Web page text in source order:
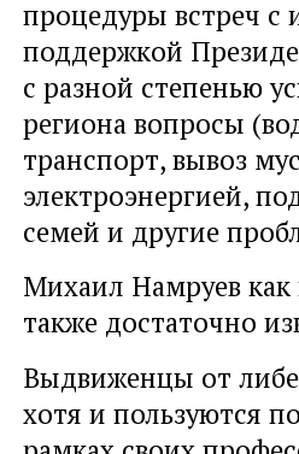
процедуры встреч с
поддержкой
с разной степенью
региона вопросы
транспорт, вывоз
электроэнергией,
семей и другие
Михаил Намруев как
также достаточно
Выдвиженцы от
хотя и пользуются